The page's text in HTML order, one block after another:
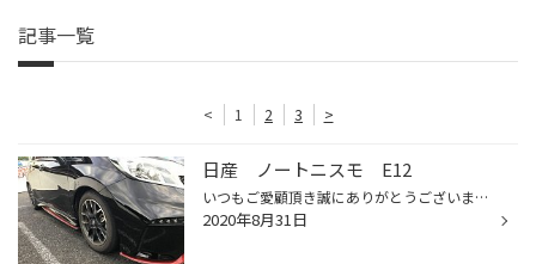
記事一覧
< 1 2 3 >
日産 ノートニスモ E12
いつもご愛顧頂き誠にありがとうございます。 当店では、新型コロナウイルス感染症拡大防止 また、お客様および従業員の健康と安全を第一に考え 以下の感染症対策を行っております。 ご理解頂きますようお願い申し上げます。 〇対策 ・従業員は就業前体調チェック（検温、倦怠感など）をしています...
2020年8月31日